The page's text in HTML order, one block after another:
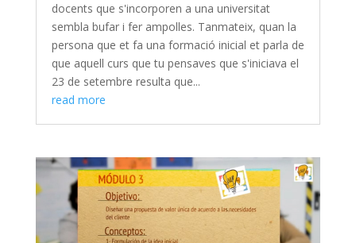
docents que s'incorporen a una universitat
sembla bufar i fer ampolles. Tanmateix, quan la
persona que et fa una formació inicial et parla de
que aquell curs que tu pensaves que s'iniciava el
23 de setembre resulta que...
read more